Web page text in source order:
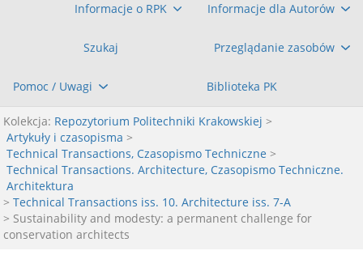
Informacje o RPK Informacje dla Autorów
Szukaj Przeglądanie zasobów
Pomoc / Uwagi Biblioteka PK
Kolekcja: Repozytorium Politechniki Krakowskiej >
Artykuły i czasopisma >
Technical Transactions, Czasopismo Techniczne >
Technical Transactions. Architecture, Czasopismo Techniczne.
Architektura
> Technical Transactions iss. 10. Architecture iss. 7-A
> Sustainability and modesty: a permanent challenge for
conservation architects